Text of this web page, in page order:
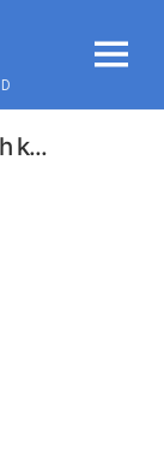
MENU
k...